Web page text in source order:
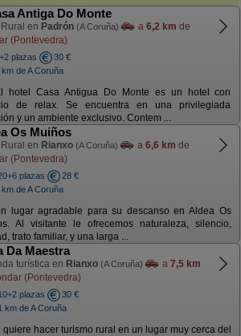
Antiga Do Monte
en Padrón (A Coruña) a 6,2 km de
(Pontevedra)
plazas
30 €
de A Coruña
hotel Casa Antigua Do Monte es un hotel con
de relax. Se encuentra en una privilegiada
y un ambiente exclusivo. Contem ...
Os Muiños
en Rianxo (A Coruña) a 6,6 km de
(Pontevedra)
plazas
28 €
de A Coruña
lugar agradable para su descanso en Aldea Os
Al visitante le ofrecemos naturaleza, silencio,
trato familiar, y una larga ...
Da Maestra
turística en Rianxo (A Coruña) a 7,5 km
(Pontevedra)
plazas
30 €
km de A Coruña
quiere hacer turismo rural en un lugar muy cerca del